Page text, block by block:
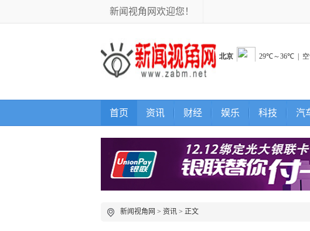
新闻视角网欢迎您！
首页 资讯 财经 娱乐 科技 汽
新闻视角网 > 资讯 > 正文